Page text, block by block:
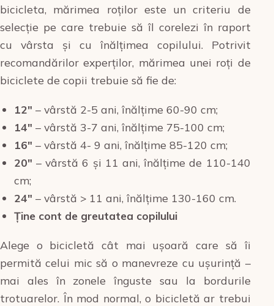
bicicleta, mărimea roților este un criteriu de
selecție pe care trebuie să îl corelezi în raport
cu vârsta și cu înălțimea copilului. Potrivit
recomandărilor experților, mărimea unei roți de
biciclete de copii trebuie să fie de:
12″ – vârstă 2-5 ani, înălțime 60-90 cm;
14″ – vârstă 3-7 ani, înălțime 75-100 cm;
16″ – vârstă 4- 9 ani, înălțime 85-120 cm;
20″ – vârstă 6 și 11 ani, înălțime de 110-140
cm;
24″ – vârstă > 11 ani, înălțime 130-160 cm.
Ține cont de greutatea copilului
Alege o bicicletă cât mai ușoară care să îi
permită celui mic să o manevreze cu ușurință –
mai ales în zonele înguste sau la bordurile
trotuarelor. În mod normal, o bicicletă ar trebui